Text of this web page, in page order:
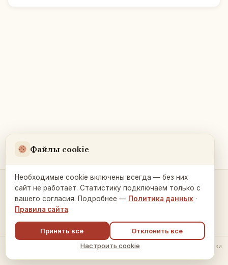
Контакты и связь →
© 2026 Русский Дом в Праге ·Политика обработки данных
Настройки
Файлы cookie
Необходимые cookie включены всегда — без них
сайт не работает. Статистику подключаем только с
вашего согласия. Подробнее — Политика данных ·
Правила сайта.
Принять все
Отклонить все
Настроить cookie